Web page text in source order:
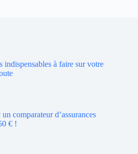
indispensables à faire sur votre
comparateur d’assurances
€ !